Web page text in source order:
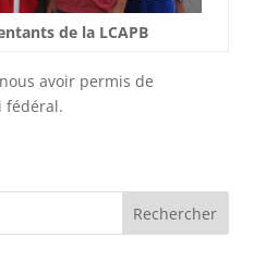
de la LCAPB
avoir permis de
fédéral.